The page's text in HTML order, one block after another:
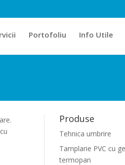
Portofoliu Info Utile
Produse
Tehnica umbrire
Tamplarie PVC cu
termopan